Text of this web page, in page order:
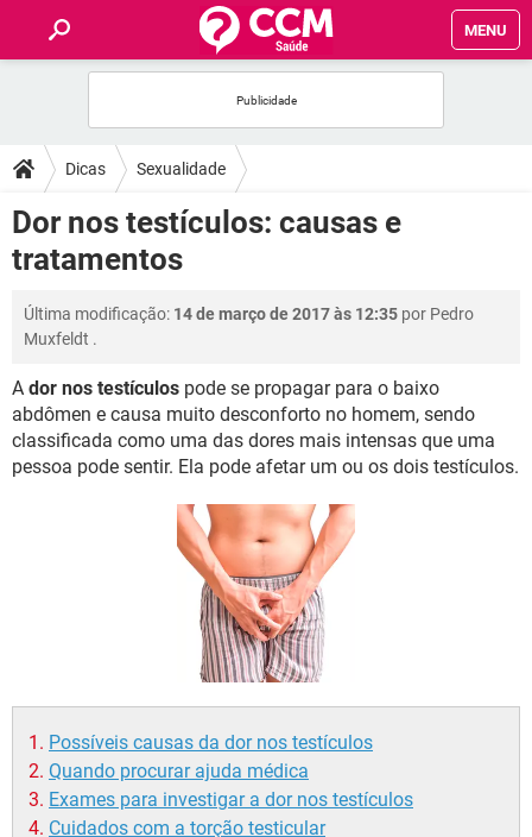
MENU
FÓRUM
SAÚDE
FAMÍLIA
NUTRIÇÃO
BEM-ESTAR
SEXUALIDADE
Dicas Sexualidade
Dor nos testículos: causas e
tratamentos
Última modificação: 14 de março de 2017 às 12:35 por Pedro
Muxfeldt .
A dor nos testículos pode se propagar para o baixo
abdômen e causa muito desconforto no homem, sendo
classificada como uma das dores mais intensas que uma
pessoa pode sentir. Ela pode afetar um ou os dois testículos.
Possíveis causas da dor nos testículos
Quando procurar ajuda médica
Exames para investigar a dor nos testículos
Cuidados com a torção testicular